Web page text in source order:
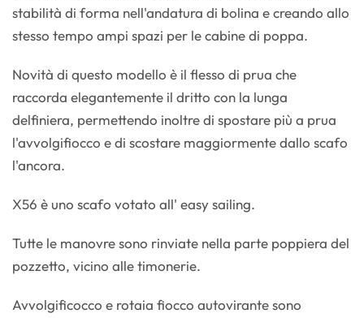
stabilità di forma nell'andatura di bolina e creando allo
stesso tempo ampi spazi per le cabine di poppa.
Novità di questo modello è il flesso di prua che
raccorda elegantemente il dritto con la lunga
delfiniera, permettendo inoltre di spostare più a prua
l'avvolgifiocco e di scostare maggiormente dallo scafo
l'ancora.
X56 è uno scafo votato all' easy sailing.
Tutte le manovre sono rinviate nella parte poppiera del
pozzetto, vicino alle timonerie.
Avvolgificocco e rotaia fiocco autovirante sono